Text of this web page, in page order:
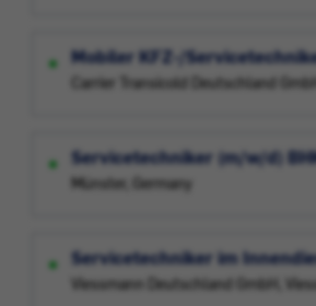
Mobiler KFZ-/
Carrier Transicold Deutschland
Servicetechniker (m/w/d)
Münster, Germany
Servicetechniker im
Viessmann Deutschland GmbH,